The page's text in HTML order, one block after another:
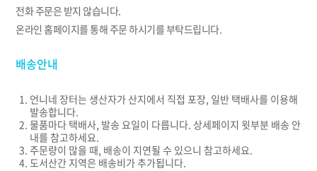
전화 주문은 받지 않습니다.
온라인 홈페이지를 통해 주문 하시기를 부탁드립니다.
배송안내
언니네 장터는 생산자가 산지에서 직접 포장, 일반 택배사를 이용해
발송합니다.
물품마다 택배사, 발송 요일이 다릅니다. 상세페이지 윗부분 배송 안
내를 참고하세요.
주문량이 많을 때, 배송이 지연될 수 있으니 참고하세요.
도서산간 지역은 배송비가 추가됩니다.